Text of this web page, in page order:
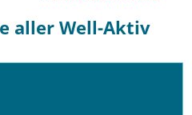
aller Well-Aktiv